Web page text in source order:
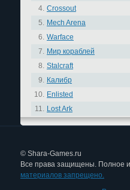
4. Crossout
5. Mech Arena
6. Warface
7. Мир кораблей
8. Stalcraft
9. Калибр
10. Enlisted
11. Lost Ark
© Shara-Games.ru
Все права защищены. Полное
материалов запрещено.